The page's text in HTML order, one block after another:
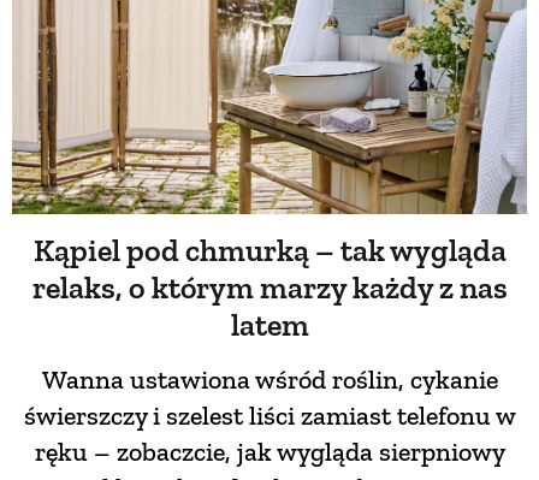
Kąpiel pod chmurką – tak wygląda
relaks, o którym marzy każdy z nas
latem
Wanna ustawiona wśród roślin, cykanie
świerszczy i szelest liści zamiast telefonu w
ręku – zobaczcie, jak wygląda sierpniowy
INNE